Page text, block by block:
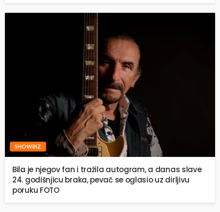
SHOWBIZ
Bila je njegov fan i tražila autogram, a danas slave
24. godišnjicu braka, pevač se oglasio uz dirljivu
poruku FOTO